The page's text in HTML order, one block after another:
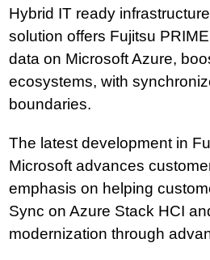
Hybrid IT ready
solution offers Fujitsu
data on Microsoft Azure,
ecosystems, with
boundaries.
The latest development in
Microsoft advances
emphasis on helping
Sync on Azure Stack HCI
modernization through